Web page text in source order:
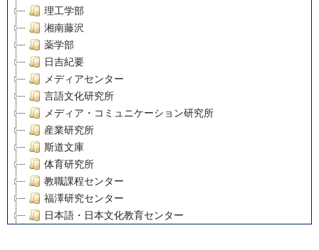
理工学部
湘南藤沢
薬学部
日吉紀要
メディアセンター
言語文化研究所
メディア・コミュニケーション研究所
産業研究所
斯道文庫
体育研究所
教職課程センター
福澤研究センター
日本語・日本文化教育センター